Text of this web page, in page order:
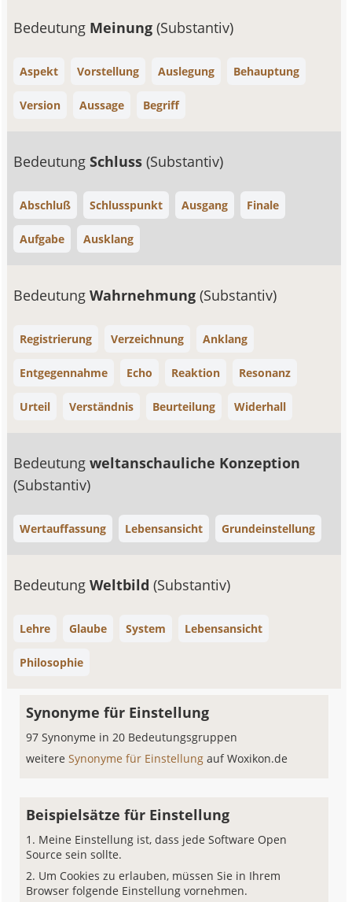
Bedeutung Meinung(Substantiv)
Aspekt Vorstellung Auslegung Behauptung
Version Aussage Begriff
BedeutungSchluss(Substantiv)
Abschluß Schlusspunkt Ausgang Finale
Aufgabe Ausklang
BedeutungWahrnehmung(Substantiv)
Registrierung Verzeichnung Anklang
Entgegennahme Echo Reaktion Resonanz
Urteil Verständnis Beurteilung Widerhall
Bedeutungweltanschauliche Konzeption
(Substantiv)
Wertauffassung Lebensansicht Grundeinstellung
BedeutungWeltbild(Substantiv)
Lehre Glaube System Lebensansicht
Philosophie
Synonyme für Einstellung
97 Synonyme in 20 Bedeutungsgruppen
weitereSynonyme für Einstellungauf Woxikon.de
Beispielsätze für Einstellung
Meine Einstellung ist, dass jede Software Open
Source sein sollte.
Um Cookies zu erlauben, müssen Sie in Ihrem
Browser folgende Einstellung vornehmen.